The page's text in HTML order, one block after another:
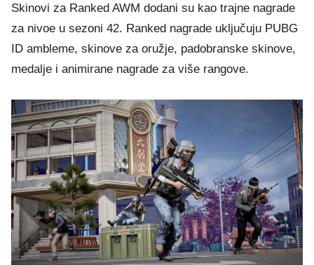
Skinovi za Ranked AWM dodani su kao trajne nagrade
za nivoe u sezoni 42. Ranked nagrade uključuju PUBG
ID ambleme, skinove za oružje, padobranske skinove,
medalje i animirane nagrade za više rangove.